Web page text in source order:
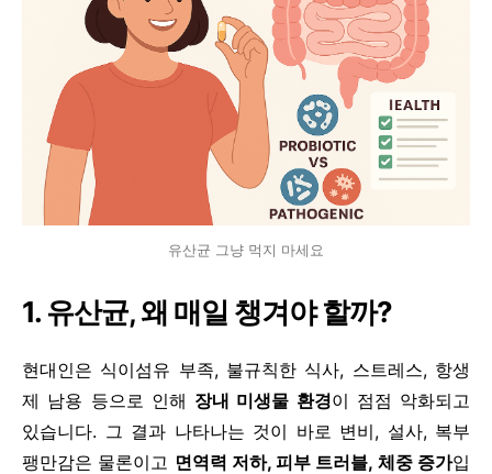
유산균 그냥 먹지 마세요
1. 유산균, 왜 매일 챙겨야 할까?
현대인은 식이섬유 부족, 불규칙한 식사, 스트레스, 항생
제 남용 등으로 인해 장내 미생물 환경이 점점 악화되고
있습니다. 그 결과 나타나는 것이 바로 변비, 설사, 복부
팽만감은 물론이고 면역력 저하, 피부 트러블, 체중 증가입